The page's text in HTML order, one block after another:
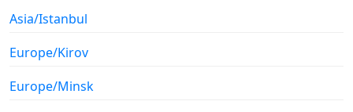
Asia/Istanbul
Europe/Kirov
Europe/Minsk